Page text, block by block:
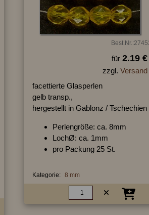
für 2.19 €
zzgl. Versand
facettierte Glasperlen
gelb transp.,
hergestellt in Gablonz / Tschechien
Perlengröße: ca. 8mm
LochØ: ca. 1mm
pro Packung 25 St.
Kategorie: 8 mm